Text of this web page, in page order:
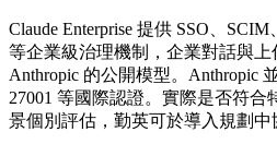
Claude Enterprise 提供 SSO、
等企業級治理機制，企業對話與
Anthropic 的公開模型。Anthropic
27001 等國際認證。實際是否符
景個別評估，勤英可於導入規劃中